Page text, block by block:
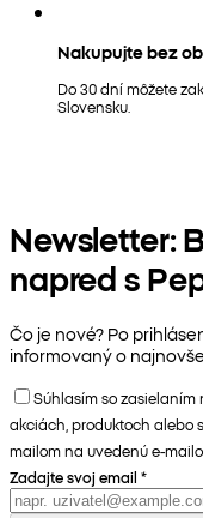
Nakupujte bez
Do 30 dní môžete
Slovensku.
Newsletter:
napred s
Čo je nové? Po
informovaný o
Súhlasím so
akciách, produktoch alebo
mailom na uvedenú e-
Zadajte svoj email *